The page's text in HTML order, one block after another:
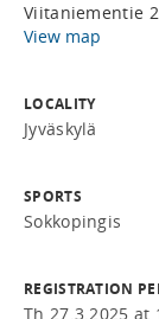
Viitaniementie
View map
LOCALITY
Jyväskylä
SPORTS
Sokkopingis
REGISTRATION
Th 27.3.2025 at